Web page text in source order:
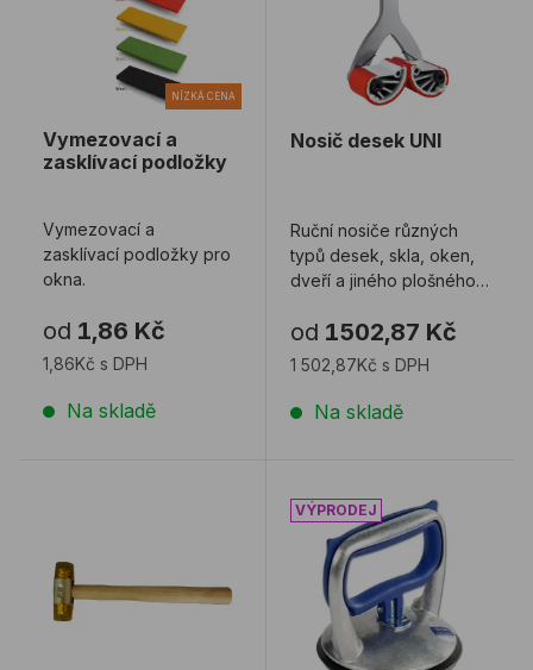
NÍZKÁ CENA
Vymezovací a
zasklívací podložky
Vymezovací a
zasklívací podložky pro
okna.
od 1,86 Kč
1,86Kč s DPH
Na skladě
Nosič desek UNI
Ruční nosiče různých
typů desek, skla, oken,
dveří a jiného plošného
páru.
od 1502,87 Kč
1 502,87Kč s DPH
Na skladě
Nosič skla BOHLE